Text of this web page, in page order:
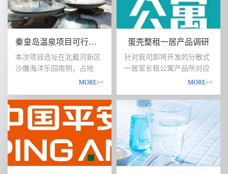
动态血压监测手表BPro。该
产品是全球目前唯一一款腕
式动态血压监测设备，体积
小巧、佩戴方便、精度准
确，已通过美国 FDA和欧盟
认证，并于2007年荣获达沃
市场有着广阔的应用前景。
化工现已发展成为国内外知
名的集进口、出口、国内贸
易和仓储业务于一体的综合
性现代贸易公司。
秦皇岛温泉项目可行性研究
本次项目选址在北戴河新区
沙雕海洋乐园南侧，占地
190亩，计划投资15亿元，
店，也是目前全世界唯一一
处集团全系品牌同时运营的
度假区。该项目同时计划建
业态配套，打破暑期瓶颈制
约，实现四季运营。
MORE>>
蛋壳整租一居产品调研
针对我司即将开发的分散式
一居室长租公寓产品所对应
的目标客群委托北京策点管
做相应调查研究，从而使该
产品在研发设计上更具有针
对性，更适应及更满足目标
客群的需求。
MORE>>